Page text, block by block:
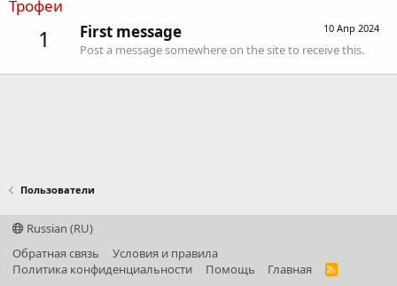
Трофеи
1 10 Апр 2024
First message
Post a message somewhere on the site to receive this.
Пользователи
Russian (RU)
Обратная связь
Условия и правила
Политика конфиденциальности
Помощь Главная
R